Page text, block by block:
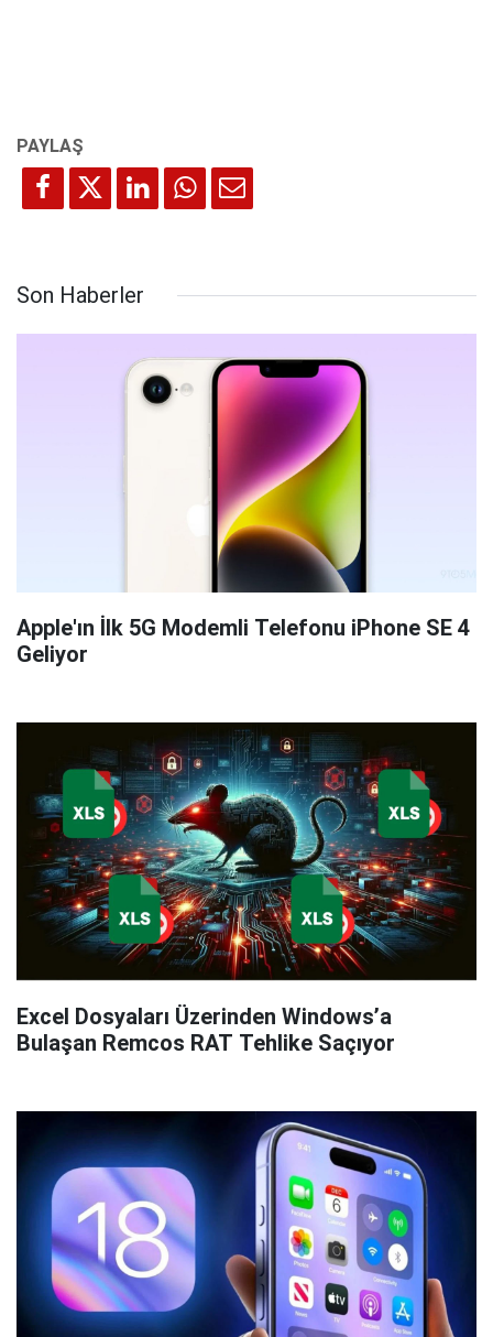
Son Haberler
Apple'ın İlk 5G Modemli Telefonu iPhone SE 4
Geliyor
Excel Dosyaları Üzerinden Windows’a
Bulaşan Remcos RAT Tehlike Saçıyor